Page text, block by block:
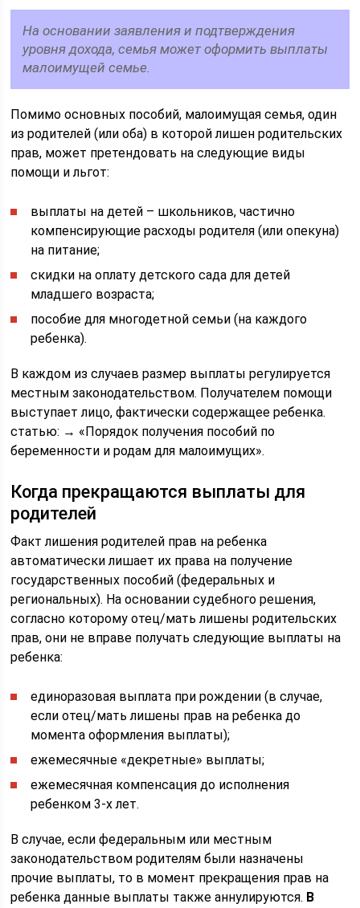
На основании заявления и подтверждения
уровня дохода, семья может оформить выплаты
малоимущей семье.
Помимо основных пособий, малоимущая семья, один
из родителей (или оба) в которой лишен родительских
прав, может претендовать на следующие виды
помощи и льгот:
выплаты на детей – школьников, частично
компенсирующие расходы родителя (или опекуна)
на питание;
скидки на оплату детского сада для детей
младшего возраста;
пособие для многодетной семьи (на каждого
ребенка).
В каждом из случаев размер выплаты регулируется
местным законодательством. Получателем помощи
выступает лицо, фактически содержащее ребенка.
статью: → «Порядок получения пособий по
беременности и родам для малоимущих».
Когда прекращаются выплаты для
родителей
Факт лишения родителей прав на ребенка
автоматически лишает их права на получение
государственных пособий (федеральных и
региональных). На основании судебного решения,
согласно которому отец/мать лишены родительских
прав, они не вправе получать следующие выплаты на
ребенка:
единоразовая выплата при рождении (в случае,
если отец/мать лишены прав на ребенка до
момента оформления выплаты);
ежемесячные «декретные» выплаты;
ежемесячная компенсация до исполнения
ребенком 3-х лет.
В случае, если федеральным или местным
законодательством родителям были назначены
прочие выплаты, то в момент прекращения прав на
ребенка данные выплаты также аннулируются. В